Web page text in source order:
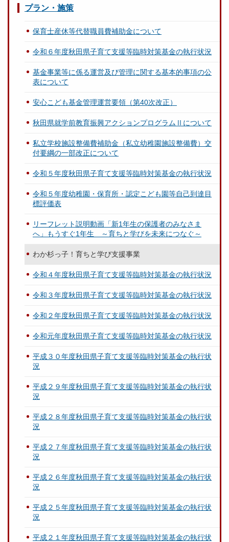
プラン・施策
保育士産休等代替職員費補助金について
令和６年度秋田県子育て支援等臨時対策基金の執行状況
基金事業等に係る運営及び管理に関する基本的事項の公
表について
安心こども基金管理運営要領（第40次改正）
秋田県就学前教育振興アクションプログラムⅡについて
私立学校施設整備費補助金（私立幼稚園施設整備費）交
付要綱の一部改正について
令和５年度秋田県子育て支援等臨時対策基金の執行状況
令和５年度幼稚園・保育所・認定こども園等自己到達目
標評価表
リーフレット説明動画「新1年生の保護者のみなさま
へ」もうすぐ1年生 ～育ちと学びを未来につなぐ～
わか杉っ子！育ちと学び支援事業
令和４年度秋田県子育て支援等臨時対策基金の執行状況
令和３年度秋田県子育て支援等臨時対策基金の執行状況
令和２年度秋田県子育て支援等臨時対策基金の執行状況
令和元年度秋田県子育て支援等臨時対策基金の執行状況
平成３０年度秋田県子育て支援等臨時対策基金の執行状
況
平成２９年度秋田県子育て支援等臨時対策基金の執行状
況
平成２８年度秋田県子育て支援等臨時対策基金の執行状
況
平成２７年度秋田県子育て支援等臨時対策基金の執行状
況
平成２６年度秋田県子育て支援等臨時対策基金の執行状
況
平成２５年度秋田県子育て支援等臨時対策基金の執行状
況
平成２１年度秋田県子育て支援等臨時対策基金の執行状